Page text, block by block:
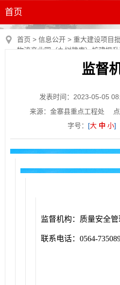
首页
首页 > 信息公开 > 重大建设项目
物流产业园（九树粮库）扩建提
监督
发表时间：2023-05-05
来源：金寨县重点工程处
字号： [大 中 小]
监督机构：质量安全
联系电话：0564-